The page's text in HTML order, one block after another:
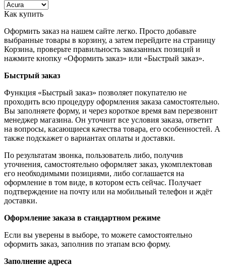
Как купить
Оформить заказ на нашем сайте легко. Просто добавьте
выбранные товары в корзину, а затем перейдите на страницу
Корзина, проверьте правильность заказанных позиций и
нажмите кнопку «Оформить заказ» или «Быстрый заказ».
Быстрый заказ
Функция «Быстрый заказ» позволяет покупателю не
проходить всю процедуру оформления заказа самостоятельно.
Вы заполняете форму, и через короткое время вам перезвонит
менеджер магазина. Он уточнит все условия заказа, ответит
на вопросы, касающиеся качества товара, его особенностей. А
также подскажет о вариантах оплаты и доставки.
По результатам звонка, пользователь либо, получив
уточнения, самостоятельно оформляет заказ, укомплектовав
его необходимыми позициями, либо соглашается на
оформление в том виде, в котором есть сейчас. Получает
подтверждение на почту или на мобильный телефон и ждёт
доставки.
Оформление заказа в стандартном режиме
Если вы уверены в выборе, то можете самостоятельно
оформить заказ, заполнив по этапам всю форму.
Заполнение адреса